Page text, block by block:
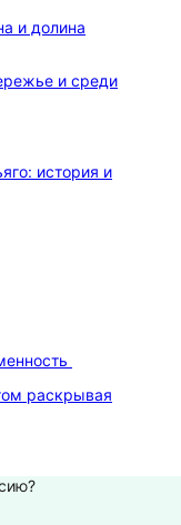
и долина
и среди
раскрывая